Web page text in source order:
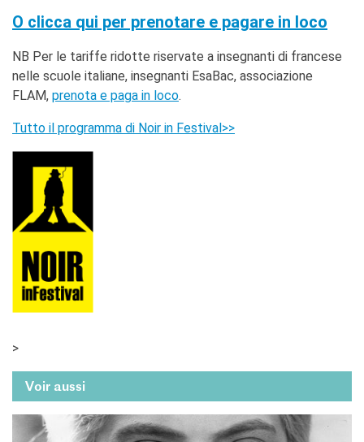
O clicca qui per prenotare e pagare in loco
NB Per le tariffe ridotte riservate a insegnanti di francese
nelle scuole italiane, insegnanti EsaBac, associazione
FLAM, prenota e paga in loco.
Tutto il programma di Noir in Festival>>
>
Voir aussi